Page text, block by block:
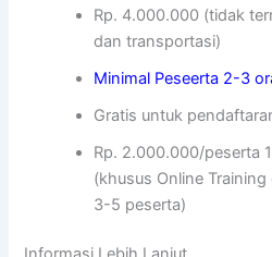
Rp. 4.000.000 (tidak
dan transportasi)
Minimal Peseerta 2-3
Gratis untuk
Rp. 2.000.000/peserta
(khusus Online
3-5 peserta)